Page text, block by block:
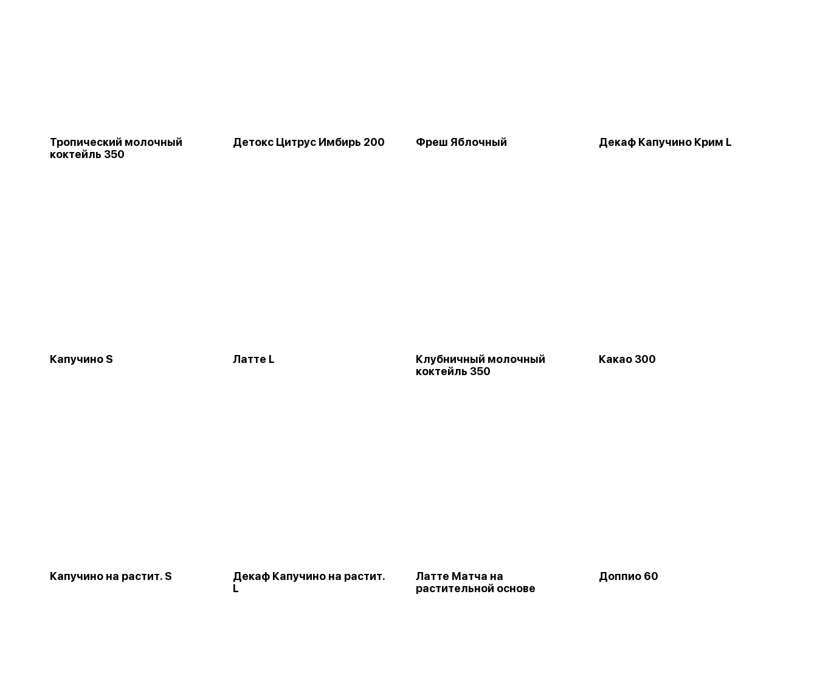
Тропический молочный
коктейль 350
Детокс Цитрус Имбирь 200 Фреш Яблочный Декаф Капучино Крим L
Капучино S Латте L
Клубничный молочный
коктейль 350
Какао 300
Капучино на растит. S
Декаф Капучино на растит.
L
Латте Матча на
растительной основе
Доппио 60